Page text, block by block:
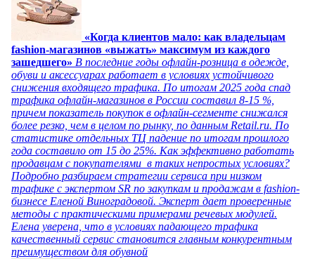
«Когда клиентов мало: как владельцам
fashion-магазинов «выжать» максимум из каждого
зашедшего» В последние годы офлайн-розница в одежде,
обуви и аксессуарах работает в условиях устойчивого
снижения входящего трафика. По итогам 2025 года спад
трафика офлайн-магазинов в России составил 8-15 %,
причем показатель покупок в офлайн-сегменте снижался
более резко, чем в целом по рынку, по данным Retail.ru. По
статистике отдельных ТЦ падение по итогам прошлого
года составило от 15 до 25%. Как эффективно работать
продавцам с покупателями в таких непростых условиях?
Подробно разбираем стратегии сервиса при низком
трафике с экспертом SR по закупкам и продажам в fashion-
бизнесе Еленой Виноградовой. Эксперт дает проверенные
методы с практическими примерами речевых модулей.
Елена уверена, что в условиях падающего трафика
качественный сервис становится главным конкурентным
преимуществом для обувной